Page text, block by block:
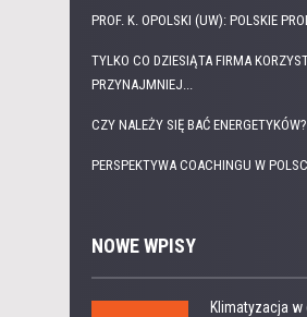
PROF. K. OPOLSKI (UW): POLSKIE
TYLKO CO DZIESIĄTA FIRMA
PRZYNAJMNIEJ...
CZY NALEŻY SIĘ BAĆ ENERGETYKÓW?
PERSPEKTYWA COACHINGU W
NOWE WPISY
Klimatyzacja